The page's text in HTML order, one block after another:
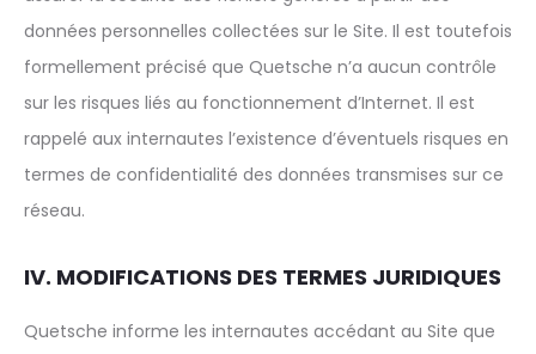
données personnelles collectées sur le Site. Il est toutefois
formellement précisé que Quetsche n’a aucun contrôle
sur les risques liés au fonctionnement d’Internet. Il est
rappelé aux internautes l’existence d’éventuels risques en
termes de confidentialité des données transmises sur ce
réseau.
IV. MODIFICATIONS DES TERMES JURIDIQUES
Quetsche informe les internautes accédant au Site que